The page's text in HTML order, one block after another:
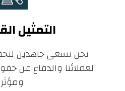
التمثيل
نحن نسعى جاهدين
لعملائنا والدفاع عن
ومؤثر